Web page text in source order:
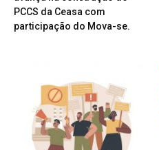
PCCS da Ceasa com
participação do Mova-se.